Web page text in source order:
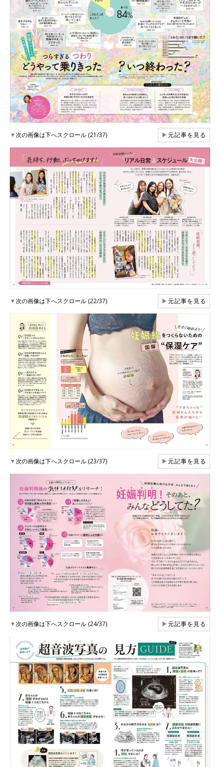
▼次の画像は下へスクロール (21/37) ▶元記事を見る
▼次の画像は下へスクロール (22/37) ▶元記事を見る
▼次の画像は下へスクロール (23/37) ▶元記事を見る
▼次の画像は下へスクロール (24/37) ▶元記事を見る